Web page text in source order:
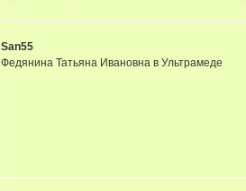
San55
Федянина Татьяна Ивановна в Ультрамеде